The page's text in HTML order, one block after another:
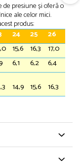
de presiune și oferă o
ale celor mici.
produs:
24 25 26
15,6 16,3 17,0
6,1 6,2 6,4
14,9 15,6 16,3